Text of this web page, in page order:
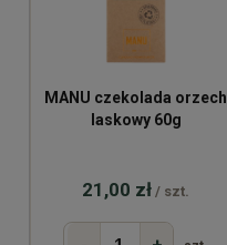
MANU czekolada orzech
laskowy 60g
21,00 zł / szt.